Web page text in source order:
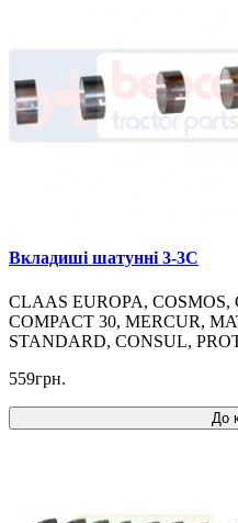
Вкладиші шатунні 3-3C
CLAAS EUROPA, COSMOS,
COMPACT 30, MERCUR,
STANDARD, CONSUL,
559грн.
До